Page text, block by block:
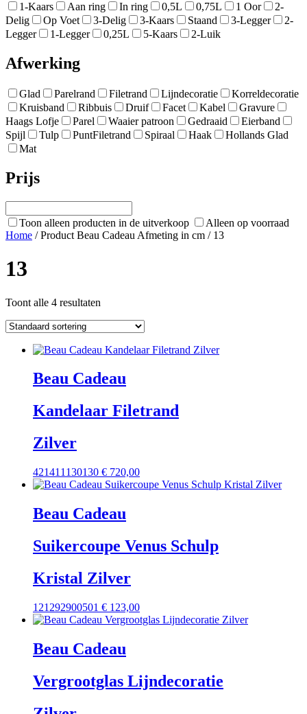
1-Kaars Aan ring In ring 0,5L 0,75L 1 Oor
2-
Delig
Op Voet 3-Delig 3-Kaars Staand 3-Legger
2-
Legger
1-Legger 0,25L 5-Kaars 2-Luik
Afwerking
Glad Parelrand Filetrand Lijndecoratie
Korreldecoratie
Kruisband
Ribbuis Druif Facet Kabel
Gravure
Haags Lofje
Parel Waaier patroon Gedraaid
Eierband
Spijl
Tulp PuntFiletrand Spiraal Haak
Hollands Glad
Mat
Prijs
Toon alleen producten in de uitverkoop
Alleen op voorraad
Home / Product Beau Cadeau Afmeting in cm / 13
13
Toont alle 4 resultaten
Beau Cadeau
Kandelaar Filetrand
Zilver
421411130130 € 720,00
Beau Cadeau
Suikercoupe Venus Schulp
Kristal Zilver
121292900501 € 123,00
Beau Cadeau
Vergrootglas Lijndecoratie